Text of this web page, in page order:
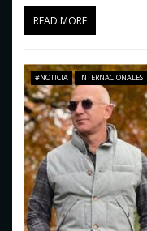
a
d
a
s
READ MORE
#NOTICIA INTERNACIONALES